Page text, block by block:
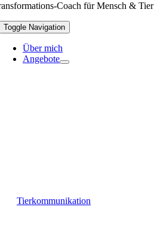
Coach für Mensch & Tier
Toggle Navigation
Über mich
Angebote
Tierkommunikation